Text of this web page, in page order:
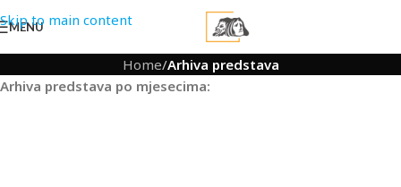
Skip to main content
MENU
Home/Arhiva predstava
Arhiva predstava po mjesecima: